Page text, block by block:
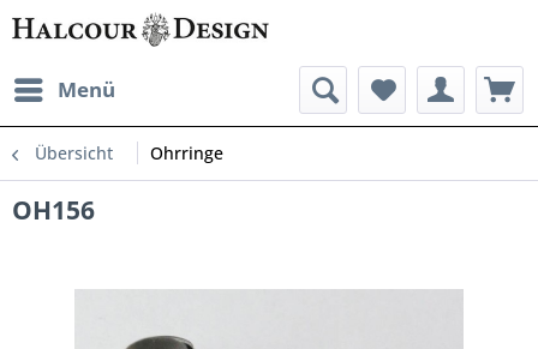
Menü
Übersicht Ohrringe
OH156